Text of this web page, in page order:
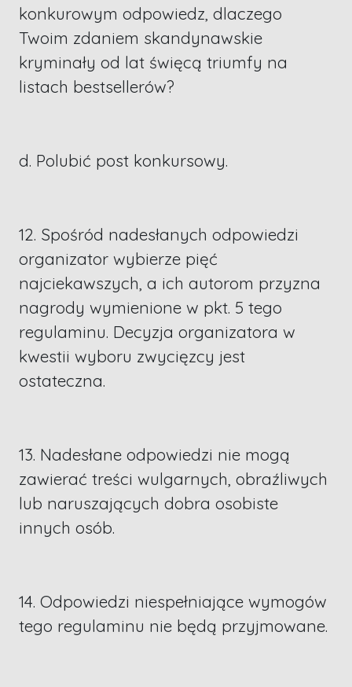
konkurowym odpowiedz, dlaczego
Twoim zdaniem skandynawskie
kryminały od lat święcą triumfy na
listach bestsellerów?
d. Polubić post konkursowy.
12. Spośród nadesłanych odpowiedzi
organizator wybierze pięć
najciekawszych, a ich autorom przyzna
nagrody wymienione w pkt. 5 tego
regulaminu. Decyzja organizatora w
kwestii wyboru zwycięzcy jest
ostateczna.
13. Nadesłane odpowiedzi nie mogą
zawierać treści wulgarnych, obraźliwych
lub naruszających dobra osobiste
innych osób.
14. Odpowiedzi niespełniające wymogów
tego regulaminu nie będą przyjmowane.